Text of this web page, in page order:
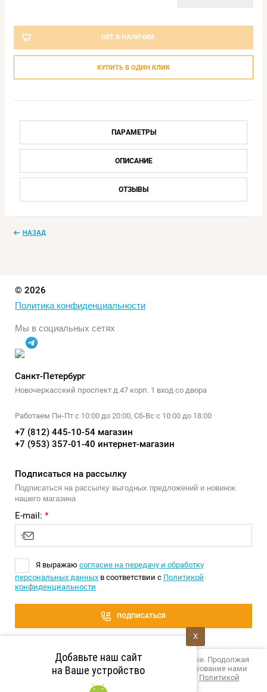
НЕТ В НАЛИЧИИ
КУПИТЬ В ОДИН КЛИК
ПАРАМЕТРЫ
ОПИСАНИЕ
ОТЗЫВЫ
НАЗАД
© 2026
Политика конфиденциальности
Мы в социальных сетях
Санкт-Петербург
Новочеркасский проспект д.47 корп. 1 вход со двора
Работаем Пн-Пт с 10:00 до 20:00, Сб-Вс с 10:00 до 18:00
+7 (812) 445-10-54 магазин
+7 (953) 357-01-40 интернет-магазин
Подписаться на рассылку
Подписаться на рассылку выгодных предложений и новинок
нашего магазина
E-mail: *
Я выражаю согласие на передачу и обработку
персональных данных в соответствии с Политикой
конфиденциальности
ПОДПИСАТЬСЯ
Этот сайт использует файлы cookie и метаданные. Продолжая
просматривать его, вы соглашаетесь на использование нами
файлов cookie и метаданных в соответствии с Политикой
конфиденциальности
X
Добавьте наш сайт
на Ваше устройство